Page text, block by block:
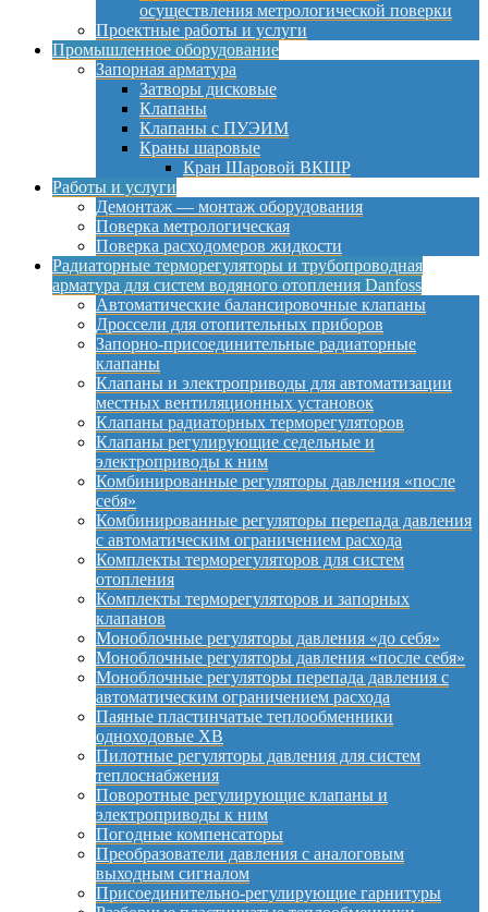
осуществления метрологической поверки
Проектные работы и услуги
Промышленное оборудование
Запорная арматура
Затворы дисковые
Клапаны
Клапаны с ПУЭИМ
Краны шаровые
Кран Шаровой ВКШР
Работы и услуги
Демонтаж — монтаж оборудования
Поверка метрологическая
Поверка расходомеров жидкости
Радиаторные терморегуляторы и трубопроводная
арматура для систем водяного отопления Danfoss
Автоматические балансировочные клапаны
Дроссели для отопительных приборов
Запорно-присоединительные радиаторные
клапаны
Клапаны и электроприводы для автоматизации
местных вентиляционных установок
Клапаны радиаторных терморегуляторов
Клапаны регулирующие седельные и
электроприводы к ним
Комбинированные регуляторы давления «после
себя»
Комбинированные регуляторы перепада давления
с автоматическим ограничением расхода
Комплекты терморегуляторов для систем
отопления
Комплекты терморегуляторов и запорных
клапанов
Моноблочные регуляторы давления «до себя»
Моноблочные регуляторы давления «после себя»
Моноблочные регуляторы перепада давления с
автоматическим ограничением расхода
Паяные пластинчатые теплообменники
одноходовые XB
Пилотные регуляторы давления для систем
теплоснабжения
Поворотные регулирующие клапаны и
электроприводы к ним
Погодные компенсаторы
Преобразователи давления с аналоговым
выходным сигналом
Присоединительно-регулирующие гарнитуры